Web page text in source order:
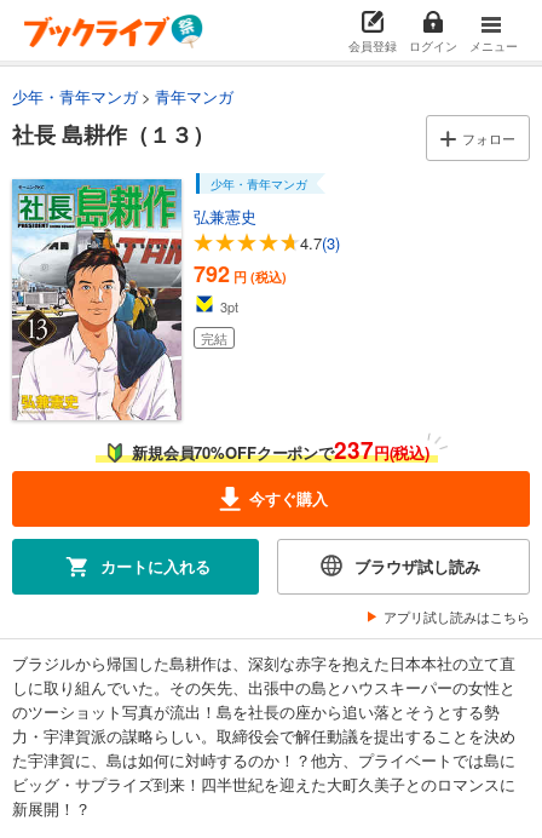
会員登録 ログイン メニュー
少年・青年マンガ 青年マンガ
社長 島耕作（１３） フォロー
少年・青年マンガ
弘兼憲史
4.7(3)
792 円 (税込)
3pt
完結
新規会員70%OFFクーポンで237円(税込)
今すぐ購入
カートに入れる ブラウザ試し読み
アプリ試し読みはこちら
ブラジルから帰国した島耕作は、深刻な赤字を抱えた日本本社の立て直
しに取り組んでいた。その矢先、出張中の島とハウスキーパーの女性と
のツーショット写真が流出！島を社長の座から追い落とそうとする勢
力・宇津賀派の謀略らしい。取締役会で解任動議を提出することを決め
た宇津賀に、島は如何に対峙するのか！？他方、プライベートでは島に
ビッグ・サプライズ到来！四半世紀を迎えた大町久美子とのロマンスに
新展開！？
792円 (税込)
完結
カート
あらすじを表示する
社長 島耕作（５）
792円 (税込)
完結
あらすじを表示する
社長 島耕作（６）
792 円 (税込)
完結
あらすじを表示する
社長 島耕作（７）
792
円 (税込)
カート
試し読み
社長 島耕作（８）
792 円 (税込)
完結
カート